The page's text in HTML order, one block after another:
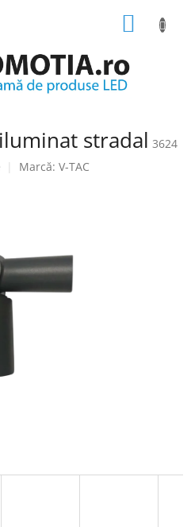
COŞ
stradal 3624
Marcă: V-TAC